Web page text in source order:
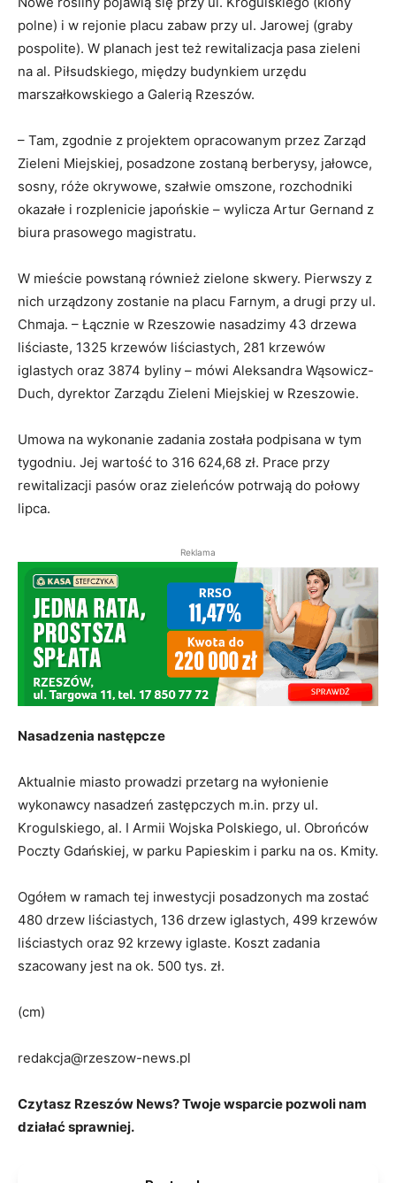
polne) i w rejonie placu zabaw przy ul. Jarowej (graby
pospolite). W planach jest też rewitalizacja pasa zieleni
na al. Piłsudskiego, między budynkiem urzędu
marszałkowskiego a Galerią Rzeszów.
– Tam, zgodnie z projektem opracowanym przez Zarząd
Zieleni Miejskiej, posadzone zostaną berberysy, jałowce,
sosny, róże okrywowe, szałwie omszone, rozchodniki
okazałe i rozplenicie japońskie – wylicza Artur Gernand z
biura prasowego magistratu.
W mieście powstaną również zielone skwery. Pierwszy z
nich urządzony zostanie na placu Farnym, a drugi przy ul.
Chmaja. – Łącznie w Rzeszowie nasadzimy 43 drzewa
liściaste, 1325 krzewów liściastych, 281 krzewów
iglastych oraz 3874 byliny – mówi Aleksandra Wąsowicz-
Duch, dyrektor Zarządu Zieleni Miejskiej w Rzeszowie.
Umowa na wykonanie zadania została podpisana w tym
tygodniu. Jej wartość to 316 624,68 zł. Prace przy
rewitalizacji pasów oraz zieleńców potrwają do połowy
lipca.
Reklama
Nasadzenia następcze
Aktualnie miasto prowadzi przetarg na wyłonienie
wykonawcy nasadzeń zastępczych m.in. przy ul.
Krogulskiego, al. I Armii Wojska Polskiego, ul. Obrońców
Poczty Gdańskiej, w parku Papieskim i parku na os. Kmity.
Ogółem w ramach tej inwestycji posadzonych ma zostać
480 drzew liściastych, 136 drzew iglastych, 499 krzewów
liściastych oraz 92 krzewy iglaste. Koszt zadania
szacowany jest na ok. 500 tys. zł.
(cm)
redakcja@rzeszow-news.pl
Czytasz Rzeszów News? Twoje wsparcie pozwoli nam
działać sprawniej.